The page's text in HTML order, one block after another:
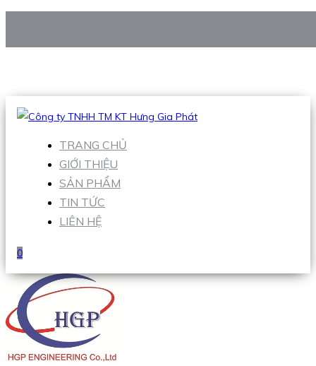
Hotline:0938 906 663
TRANG CHỦ
GIỚI THIỆU
SẢN PHẨM
TIN TỨC
LIÊN HỆ
0